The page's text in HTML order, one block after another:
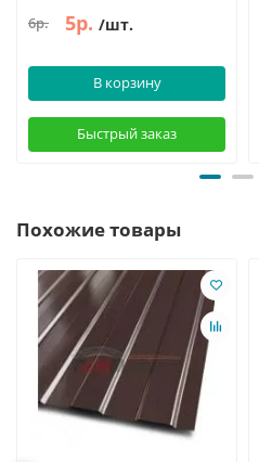
6р. 5р. /шт.
В корзину
Быстрый заказ
Похожие товары